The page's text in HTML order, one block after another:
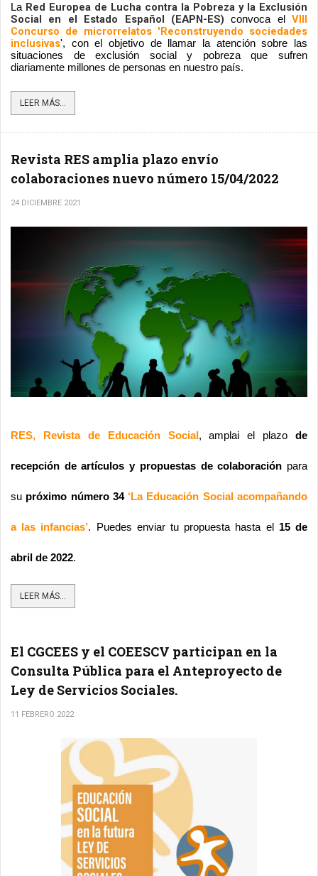
La Red Europea de Lucha contra la Pobreza y la Exclusión
Social en el Estado Español (EAPN-ES) convoca el VIII
Concurso de microrrelatos 'Reconstruyendo sociedades
inclusivas', con el objetivo de llamar la atención sobre las
situaciones de exclusión social y pobreza que sufren
diariamente millones de personas en nuestro país.
LEER MÁS...
Revista RES amplia plazo envío
colaboraciones nuevo número 15/04/2022
24 DICIEMBRE 2021
RES, Revista de Educación Social , amplai el plazo de
recepción de artículos y propuestas de colaboración para
su próximo número 34 ‘La Educación Social acompañando
a las infancias’. Puedes enviar tu propuesta hasta el 15 de
abril de 2022.
LEER MÁS...
El CGCEES y el COEESCV participan en la
Consulta Pública para el Anteproyecto de
Ley de Servicios Sociales.
11 FEBRERO 2022